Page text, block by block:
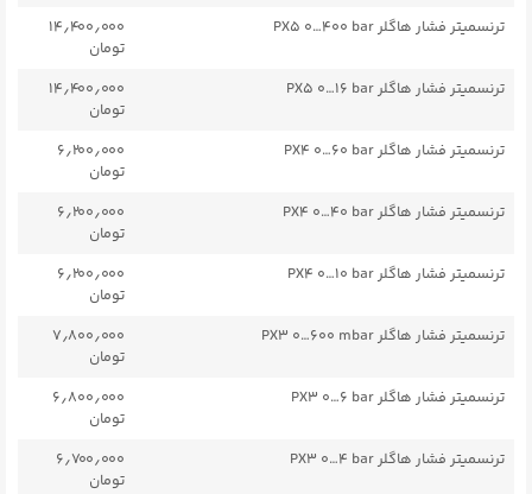
ترنسمیتر فشار هاگلر PX5 ۰…۴۰۰ bar
۱۴٫۴۰۰٫۰۰۰
تومان
ترنسمیتر فشار هاگلر PX5 ۰…۱۶ bar
۱۴٫۴۰۰٫۰۰۰
تومان
ترنسمیتر فشار هاگلر PX4 ۰…۶۰ bar
۶٫۲۰۰٫۰۰۰
تومان
ترنسمیتر فشار هاگلر PX4 ۰…۴۰ bar
۶٫۲۰۰٫۰۰۰
تومان
ترنسمیتر فشار هاگلر PX4 ۰…۱۰ bar
۶٫۲۰۰٫۰۰۰
تومان
ترنسمیتر فشار هاگلر PX3 ۰…۶۰۰ mbar
۷٫۸۰۰٫۰۰۰
تومان
ترنسمیتر فشار هاگلر PX3 ۰…۶ bar
۶٫۸۰۰٫۰۰۰
تومان
ترنسمیتر فشار هاگلر PX3 ۰…۴ bar
۶٫۷۰۰٫۰۰۰
تومان